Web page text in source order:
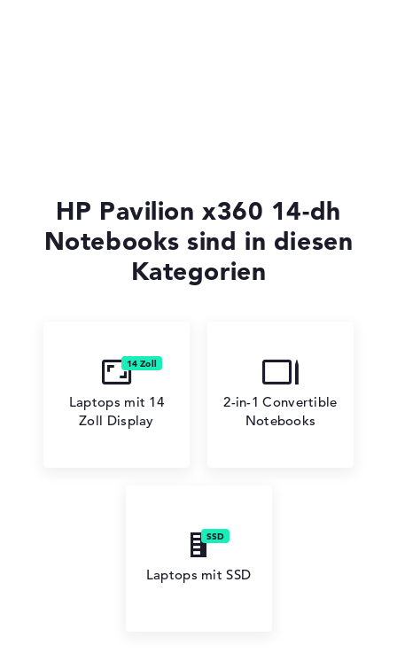
HP HyperX OMEN
HP Pavilion x360 14-dh
Notebooks sind in diesen
Kategorien
Laptops mit 14
Zoll Display
2-in-1 Convertible
Notebooks
Laptops mit SSD